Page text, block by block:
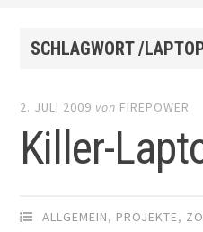
SCHLAGWORT /
2. JULI 2009 von FIREPOWER
Killer-
ALLGEMEIN, PROJEKTE,